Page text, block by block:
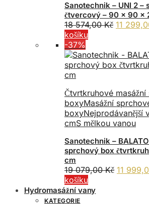
Sanotechnik – UNI 2 –
čtvercový – 90 x 90 x
18 574,00Kč Původní
18
574,00
11
košíku
-37%
Čtvrtkruhové
boxyMasážní
boxy
cmS mělkou vanou
Sanotechnik –
sprchový box
cm
19 079,00Kč Původní
11
košíku
Hydromasážní vany
KATEGORIE